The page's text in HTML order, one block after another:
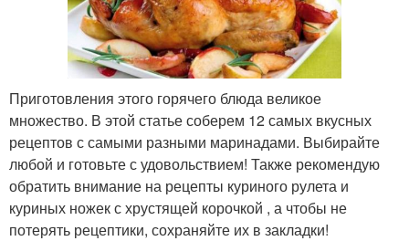
Приготовления этого горячего блюда великое
множество. В этой статье соберем 12 самых вкусных
рецептов с самыми разными маринадами. Выбирайте
любой и готовьте с удовольствием! Также рекомендую
обратить внимание на рецепты куриного рулета и
куриных ножек с хрустящей корочкой , а чтобы не
потерять рецептики, сохраняйте их в закладки!